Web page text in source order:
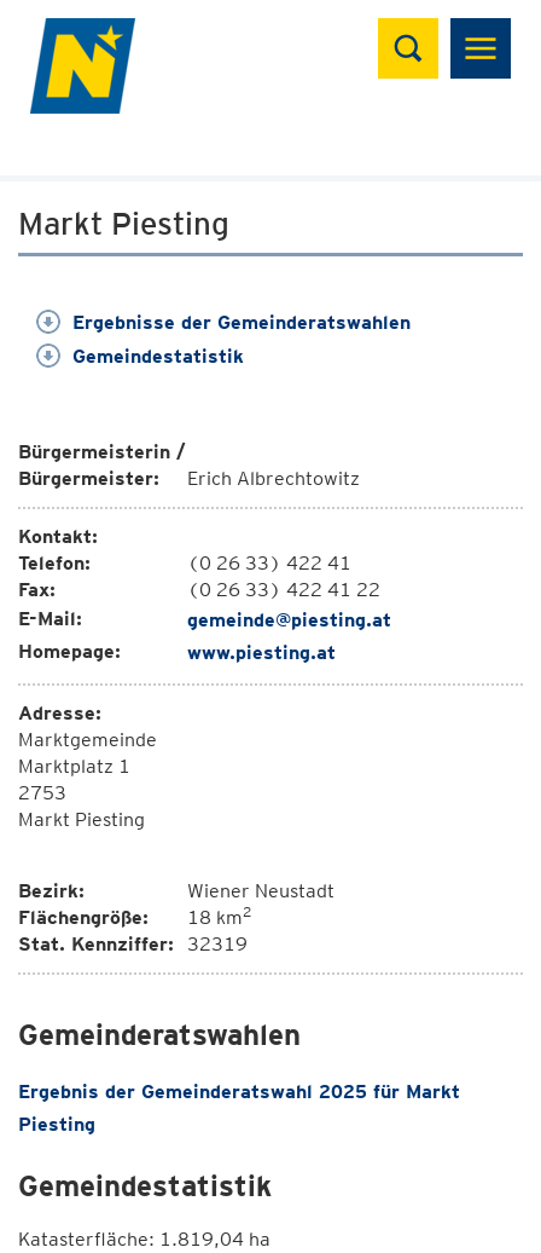
Suchen
Markt Piesting
Ergebnisse der Gemeinderatswahlen
Gemeindestatistik
Bürgermeisterin /
Bürgermeister:
Erich Albrechtowitz
Kontakt:
Telefon:
(0 26 33) 422 41
Fax:
(0 26 33) 422 41 22
E-Mail:
gemeinde@piesting.at
Homepage:
www.piesting.at
Adresse:
Marktgemeinde
Marktplatz 1
2753
Markt Piesting
Bezirk:
Wiener Neustadt
Flächengröße:
18 km2
Stat. Kennziffer: 32319
Gemeinderatswahlen
Ergebnis der Gemeinderatswahl 2025 für Markt
Piesting
Gemeindestatistik
Katasterfläche: 1.819,04 ha